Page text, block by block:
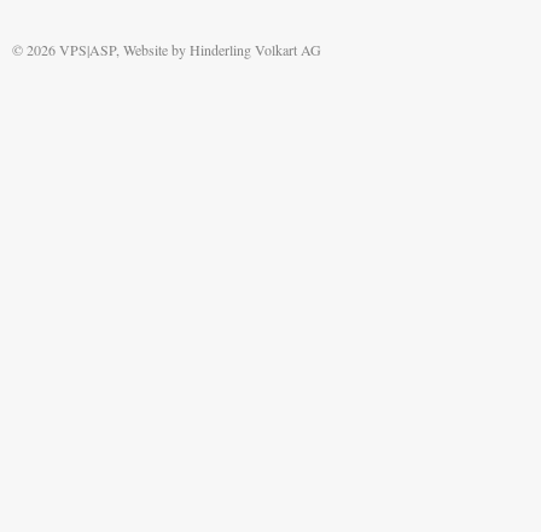
© 2026 VPS|ASP, Website byHinderling Volkart AG